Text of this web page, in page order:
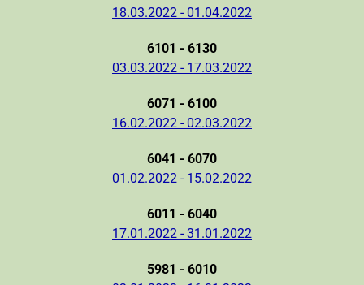
18.03.2022 - 01.04.2022
6101 - 6130
03.03.2022 - 17.03.2022
6071 - 6100
16.02.2022 - 02.03.2022
6041 - 6070
01.02.2022 - 15.02.2022
6011 - 6040
17.01.2022 - 31.01.2022
5981 - 6010